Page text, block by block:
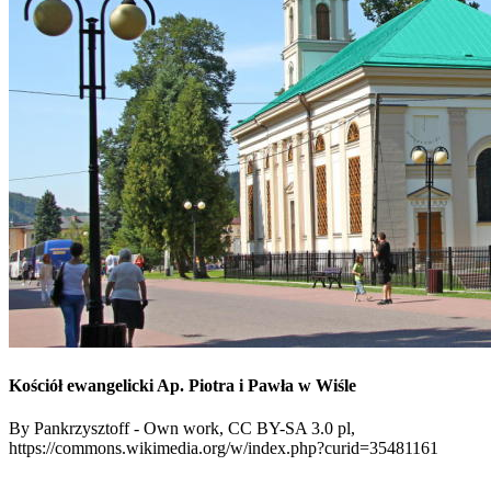
Kościół ewangelicki Ap. Piotra i Pawła w Wiśle
By Pankrzysztoff - Own work, CC BY-SA 3.0 pl,
https://commons.wikimedia.org/w/index.php?curid=35481161